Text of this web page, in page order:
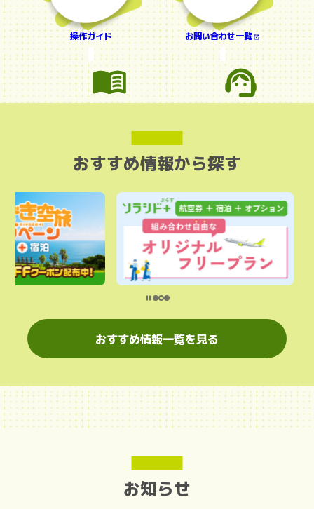
操作ガイド お問い合わせ一覧
おすすめ情報から探す
おすすめ情報一覧を見る
お知らせ